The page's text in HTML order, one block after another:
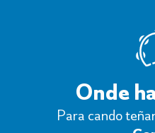
Onde
Para cando